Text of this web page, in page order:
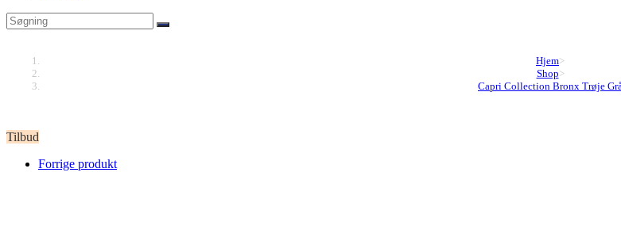
Hjem>
Shop>
Capri Collection Bronx Trøje
Tilbud
Forrige produkt